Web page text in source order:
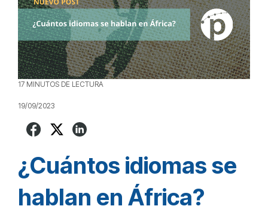
17 MINUTOS DE LECTURA
19/09/2023
¿Cuántos idiomas se
hablan en África?